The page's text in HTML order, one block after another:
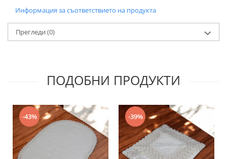
Информация за съответствието на продукта
Прегледи (0)
ПОДОБНИ ПРОДУКТИ
-43% -39%